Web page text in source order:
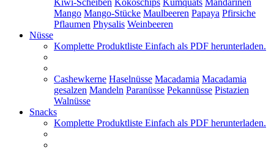
Kiwi-Scheiben Kokoschips Kumquats Mandarinen
Mango Mango-Stücke Maulbeeren Papaya Pfirsiche
Pflaumen Physalis Weinbeeren
Nüsse
Komplette Produktliste Einfach als PDF herunterladen.
Cashewkerne Haselnüsse Macadamia Macadamia
gesalzen Mandeln Paranüsse Pekannüsse Pistazien
Walnüsse
Snacks
Komplette Produktliste Einfach als PDF herunterladen.